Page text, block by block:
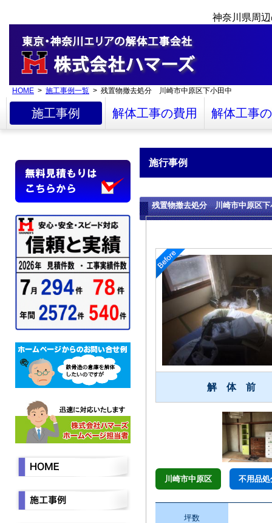
神奈川県周
HOME > 施工事例一覧 > 残置物撤去処分 川崎市中原区下小田中
施工事例 解体工事の費用 解体工事
施行事例
残置物撤去処分 川崎市中原区
解 体 前
川崎市中原区 不用品処
坪数